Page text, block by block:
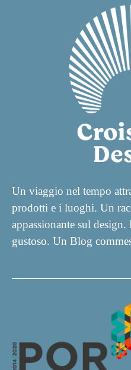
Un viaggio nel tempo
prodotti e i luoghi. Un
appassionante sul
gustoso. Un Blog